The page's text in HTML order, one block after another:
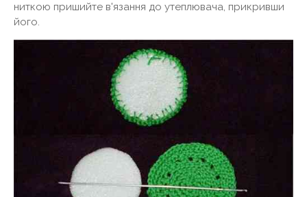
ниткою пришийте в'язання до утеплювача, прикривши
його.